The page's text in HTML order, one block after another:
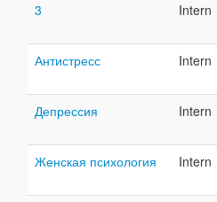
3 Intern
Антистресс Intern
Депрессия Intern
Женская психология Intern